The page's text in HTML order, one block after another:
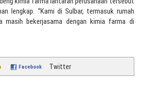
lengkap. “Kami di Sulbar, termasuk rumah
masih bekerjasama dengan kimia farma di
Facebook Twitter